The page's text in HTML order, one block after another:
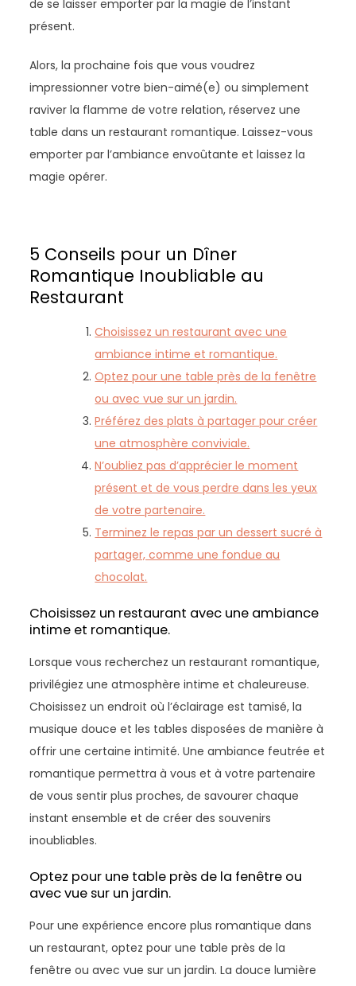
de se laisser emporter par la magie de l’instant
présent.
Alors, la prochaine fois que vous voudrez
impressionner votre bien-aimé(e) ou simplement
raviver la flamme de votre relation, réservez une
table dans un restaurant romantique. Laissez-vous
emporter par l’ambiance envoûtante et laissez la
magie opérer.
5 Conseils pour un Dîner
Romantique Inoubliable au
Restaurant
Choisissez un restaurant avec une
ambiance intime et romantique.
Optez pour une table près de la fenêtre
ou avec vue sur un jardin.
Préférez des plats à partager pour créer
une atmosphère conviviale.
N’oubliez pas d’apprécier le moment
présent et de vous perdre dans les yeux
de votre partenaire.
Terminez le repas par un dessert sucré à
partager, comme une fondue au
chocolat.
Choisissez un restaurant avec une ambiance
intime et romantique.
Lorsque vous recherchez un restaurant romantique,
privilégiez une atmosphère intime et chaleureuse.
Choisissez un endroit où l’éclairage est tamisé, la
musique douce et les tables disposées de manière à
offrir une certaine intimité. Une ambiance feutrée et
romantique permettra à vous et à votre partenaire
de vous sentir plus proches, de savourer chaque
instant ensemble et de créer des souvenirs
inoubliables.
Optez pour une table près de la fenêtre ou
avec vue sur un jardin.
Pour une expérience encore plus romantique dans
un restaurant, optez pour une table près de la
fenêtre ou avec vue sur un jardin. La douce lumière